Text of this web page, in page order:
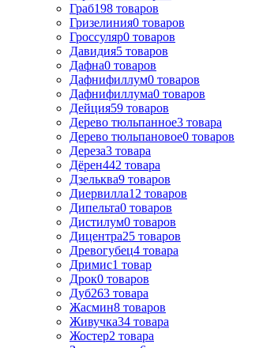
Граб198 товаров
Гризелиния0 товаров
Гроссуляр0 товаров
Давидия5 товаров
Дафна0 товаров
Дафнифиллум0 товаров
Дафнифиллума0 товаров
Дейция59 товаров
Дерево тюльпанное3 товара
Дерево тюльпановое0 товаров
Дереза3 товара
Дёрен442 товара
Дзельква9 товаров
Диервилла12 товаров
Дипельта0 товаров
Дистилум0 товаров
Дицентра25 товаров
Древогубец4 товара
Дримис1 товар
Дрок0 товаров
Дуб263 товара
Жасмин8 товаров
Живучка34 товара
Жостер2 товара